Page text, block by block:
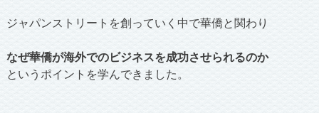
ジャパンストリートを創っていく中で華僑と関わり
なぜ華僑が海外でのビジネスを成功させられるのか
というポイントを学んできました。